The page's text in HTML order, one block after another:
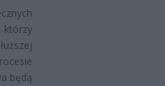
którzy
będą